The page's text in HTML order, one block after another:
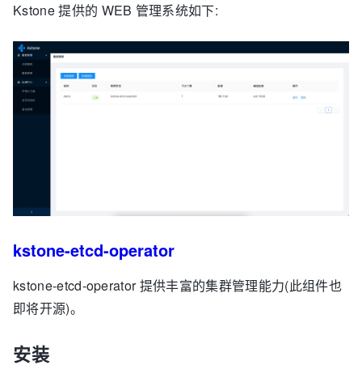
Kstone 提供的 WEB 管理系统如下:
kstone-etcd-operator
kstone-etcd-operator 提供丰富的集群管理能力(此组件也
即将开源)。
安装